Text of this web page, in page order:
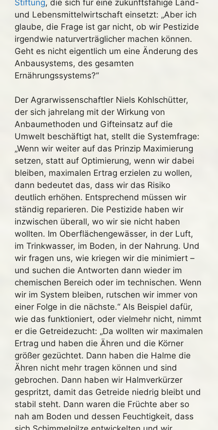
Stiftung, die sich für eine zukunftsfähige Land-
und Lebensmittelwirtschaft einsetzt: „Aber ich
glaube, die Frage ist gar nicht, ob wir Pestizide
irgendwie naturverträglicher machen können.
Geht es nicht eigentlich um eine Änderung des
Anbausystems, des gesamten
Ernährungssystems?“
Der Agrarwissenschaftler Niels Kohlschütter,
der sich jahrelang mit der Wirkung von
Anbaumethoden und Gifteinsatz auf die
Umwelt beschäftigt hat, stellt die Systemfrage:
„Wenn wir weiter auf das Prinzip Maximierung
setzen, statt auf Optimierung, wenn wir dabei
bleiben, maximalen Ertrag erzielen zu wollen,
dann bedeutet das, dass wir das Risiko
deutlich erhöhen. Entsprechend müssen wir
ständig reparieren. Die Pestizide haben wir
inzwischen überall, wo wir sie nicht haben
wollten. Im Oberflächengewässer, in der Luft,
im Trinkwasser, im Boden, in der Nahrung. Und
wir fragen uns, wie kriegen wir die minimiert –
und suchen die Antworten dann wieder im
chemischen Bereich oder im technischen. Wenn
wir im System bleiben, rutschen wir immer von
einer Folge in die nächste.“ Als Beispiel dafür,
wie das funktioniert, oder vielmehr nicht, nimmt
er die Getreidezucht: „Da wollten wir maximalen
Ertrag und haben die Ähren und die Körner
größer gezüchtet. Dann haben die Halme die
Ähren nicht mehr tragen können und sind
gebrochen. Dann haben wir Halmverkürzer
gespritzt, damit das Getreide niedrig bleibt und
stabil steht. Dann waren die Früchte aber so
nah am Boden und dessen Feuchtigkeit, dass